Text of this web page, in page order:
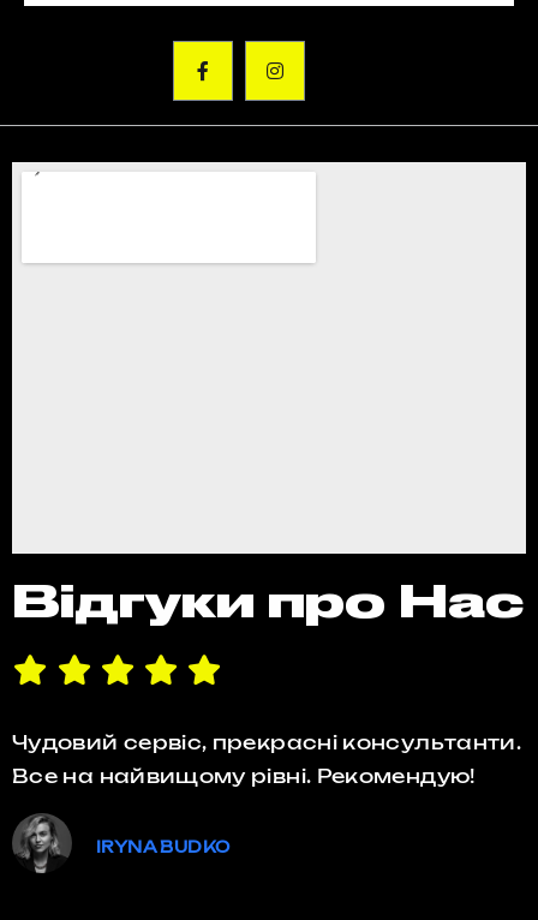
Відгуки про Нас
Чудовий сервіс, прекрасні консультанти.
Все на найвищому рівні. Рекомендую!
IRYNA BUDKO